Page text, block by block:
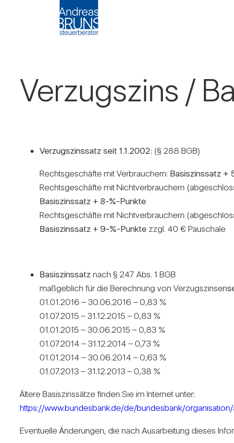
Ver­zugs­zins /​
Ver­zugs­zins­satz seit 1.1.2002: (§ 288 BGB)
Rechts­ge­schäfte mit Ver­brau­chern: Basis­zins­satz +
Rechts­ge­schäfte mit Nicht­ver­brau­chern
Basis­zins­satz + 8-%-Punkte
Rechts­ge­schäfte mit Nicht­ver­brau­chern
Basis­zins­satz + 9-%-Punkte zzgl. 40 € Pau­schale
Basis­zins­satz nach § 247 Abs. 1 BGB
maß­geb­lich für die Berech­nung von Ver­zugs­zinsen
01.01.2016 – 30.06.2016 – 0,83 %
01.07.2015 – 31.12.2015 – 0,83 %
01.01.2015 – 30.06.2015 – 0,83 %
01.07.2014 – 31.12.2014 – 0,73 %
01.01.2014 – 30.06.2014 – 0,63 %
01.07.2013 – 31.12.2013 – 0,38 %
Ältere Basis­zins­sätze finden Sie im Internet unter:
https://www.bundesbank.de/de/bundesbank/
Even­tu­elle Ände­rungen, die nach Aus­ar­bei­tung dieses